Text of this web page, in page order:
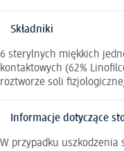
Składniki
6 sterylnych miękkich
kontaktowych (62%
roztworze soli
Informacje dotyczące
W przypadku uszkodzenia